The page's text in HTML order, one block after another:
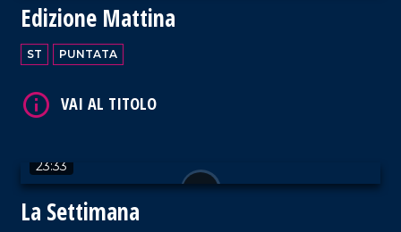
Edizione Mattina
ST PUNTATA
23:33
La Settimana